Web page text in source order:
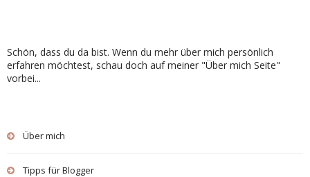
Schön, dass du da bist. Wenn du mehr über mich persönlich
erfahren möchtest, schau doch auf meiner "Über mich Seite"
vorbei...
Über mich
Tipps für Blogger